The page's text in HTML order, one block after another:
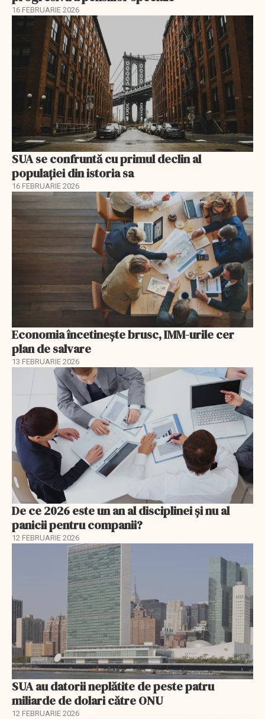
16 FEBRUARIE 2026
SUA se confruntă cu primul declin al
populației din istoria sa
16 FEBRUARIE 2026
Economia încetinește brusc, IMM-urile cer
plan de salvare
13 FEBRUARIE 2026
De ce 2026 este un an al disciplinei și nu al
panicii pentru companii?
12 FEBRUARIE 2026
SUA au datorii neplătite de peste patru
miliarde de dolari către ONU
12 FEBRUARIE 2026